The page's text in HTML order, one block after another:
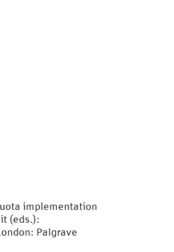
implementation
(eds.):
Palgrave